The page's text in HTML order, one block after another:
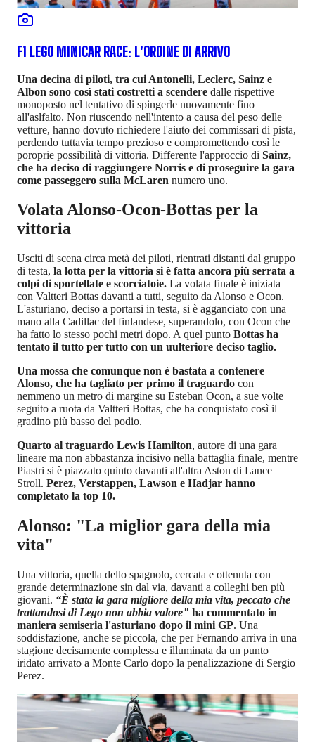
F1 LEGO MINICAR RACE: L'ORDINE DI ARRIVO
Una decina di piloti, tra cui Antonelli, Leclerc, Sainz e
Albon sono così stati costretti a scendere dalle rispettive
monoposto nel tentativo di spingerle nuovamente fino
all'aslfalto. Non riuscendo nell'intento a causa del peso delle
vetture, hanno dovuto richiedere l'aiuto dei commissari di pista,
perdendo tuttavia tempo prezioso e compromettendo così le
poroprie possibilità di vittoria. Differente l'approccio di Sainz,
che ha deciso di raggiungere Norris e di proseguire la gara
come passeggero sulla McLaren numero uno.
Volata Alonso-Ocon-Bottas per la
vittoria
Usciti di scena circa metà dei piloti, rientrati distanti dal gruppo
di testa, la lotta per la vittoria si è fatta ancora più serrata a
colpi di sportellate e scorciatoie. La volata finale è iniziata
con Valtteri Bottas davanti a tutti, seguito da Alonso e Ocon.
L'asturiano, deciso a portarsi in testa, si è agganciato con una
mano alla Cadillac del finlandese, superandolo, con Ocon che
ha fatto lo stesso pochi metri dopo. A quel punto Bottas ha
tentato il tutto per tutto con un uulteriore deciso taglio.
Una mossa che comunque non è bastata a contenere
Alonso, che ha tagliato per primo il traguardo con
nemmeno un metro di margine su Esteban Ocon, a sue volte
seguito a ruota da Valtteri Bottas, che ha conquistato così il
gradino più basso del podio.
Quarto al traguardo Lewis Hamilton, autore di una gara
lineare ma non abbastanza incisivo nella battaglia finale, mentre
Piastri si è piazzato quinto davanti all'altra Aston di Lance
Stroll. Perez, Verstappen, Lawson e Hadjar hanno
completato la top 10.
Alonso: "La miglior gara della mia
vita"
Una vittoria, quella dello spagnolo, cercata e ottenuta con
grande determinazione sin dal via, davanti a colleghi ben più
giovani. “È stata la gara migliore della mia vita, peccato che
trattandosi di Lego non abbia valore" ha commentato in
maniera semiseria l'asturiano dopo il mini GP. Una
soddisfazione, anche se piccola, che per Fernando arriva in una
stagione decisamente complessa e illuminata da un punto
iridato arrivato a Monte Carlo dopo la penalizzazione di Sergio
Perez.